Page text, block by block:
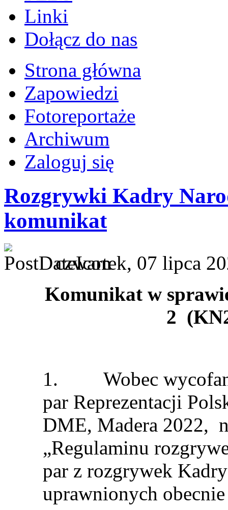
Linki
Dołącz do nas
Strona główna
Zapowiedzi
Fotoreportaże
Archiwum
Zaloguj się
Rozgrywki Kadry
komunikat
czwartek, 07 lipca
Komunikat w
2
1. Wobec
par Reprezentacji
DME, Madera 2022,
„Regulaminu
par z rozgrywek
uprawnionych